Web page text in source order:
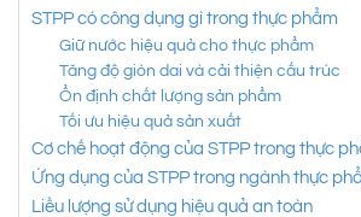
STPP có công dụng gì trong thực phẩm
Giữ nước hiệu quả cho thực phẩm
Tăng độ giòn dai và cải thiện cấu trúc
Ổn định chất lượng sản phẩm
Tối ưu hiệu quả sản xuất
Cơ chế hoạt động của STPP trong thực
Ứng dụng của STPP trong ngành thực
Liều lượng sử dụng hiệu quả an toàn